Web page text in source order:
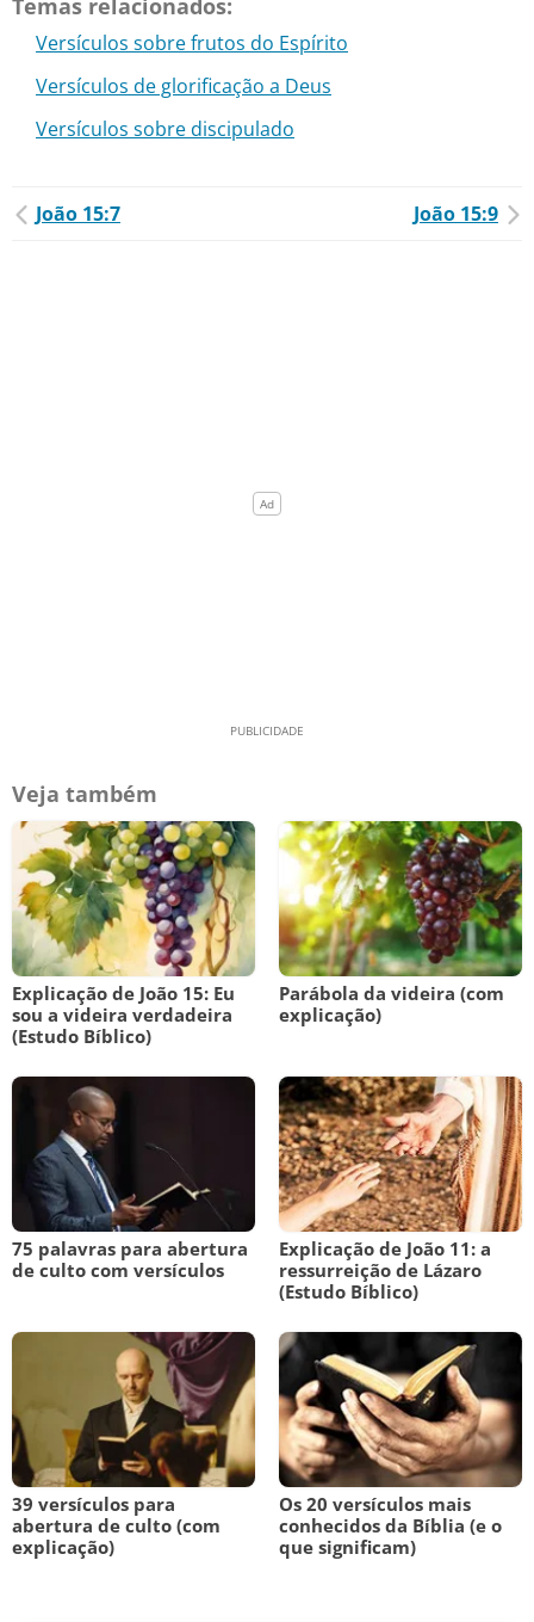
Temas relacionados:
Versículos sobre frutos do Espírito
Versículos de glorificação a Deus
Versículos sobre discipulado
João 15:7 João 15:9
Veja também
Explicação de João 15: Eu
sou a videira verdadeira
(Estudo Bíblico)
Parábola da videira (com
explicação)
75 palavras para abertura
de culto com versículos
Explicação de João 11: a
ressurreição de Lázaro
(Estudo Bíblico)
39 versículos para
abertura de culto (com
explicação)
Os 20 versículos mais
conhecidos da Bíblia (e o
que significam)